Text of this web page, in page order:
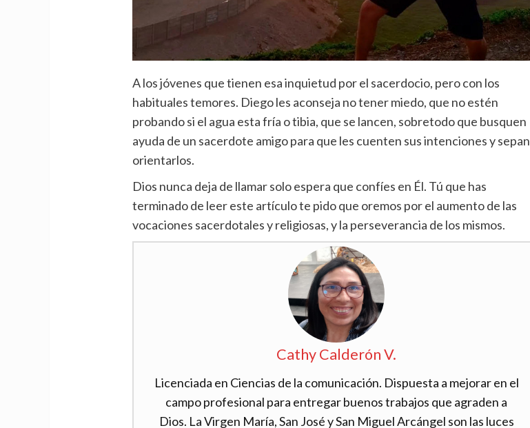
A los jóvenes que tienen esa inquietud por el sacerdocio, pero con los
habituales temores. Diego les aconseja no tener miedo, que no estén
probando si el agua esta fría o tibia, que se lancen, sobretodo que busquen
ayuda de un sacerdote amigo para que les cuenten sus intenciones y sepan
orientarlos.
Dios nunca deja de llamar solo espera que confíes en Él. Tú que has
terminado de leer este artículo te pido que oremos por el aumento de las
vocaciones sacerdotales y religiosas, y la perseverancia de los mismos.
Cathy Calderón V.
Licenciada en Ciencias de la comunicación. Dispuesta a mejorar en el
campo profesional para entregar buenos trabajos que agraden a
Dios. La Virgen María, San José y San Miguel Arcángel son las luces